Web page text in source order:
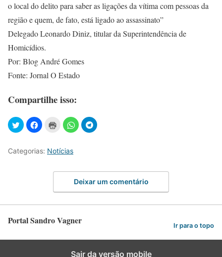
o local do delito para saber as ligações da vítima com pessoas da
região e quem, de fato, está ligado ao assassinato”
Delegado Leonardo Diniz, titular da Superintendência de
Homicídios.
Por: Blog André Gomes
Fonte: Jornal O Estado
Compartilhe isso:
Categorias: Notícias
Deixar um comentário
Portal Sandro Vagner Ir para o topo
Sair da versão mobile